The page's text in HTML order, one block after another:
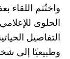
واختُتم اللقاء
الحلوى
التفاصيل
وطبيعيًا إلى